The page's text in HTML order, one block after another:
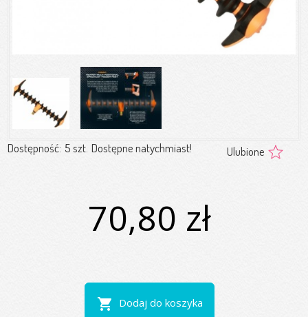
Dostępność: 5 szt. Dostępne natychmiast! Ulubione
70,80 zł
shopping_cart Dodaj do koszyka